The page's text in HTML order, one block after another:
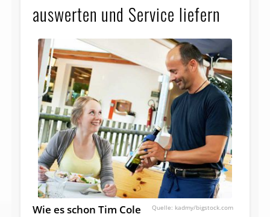
auswerten und Service liefern
kadmy/bigstock.com
Wie es schon Tim Cole